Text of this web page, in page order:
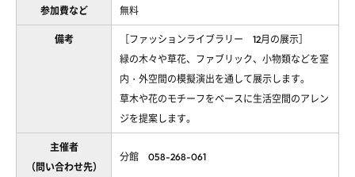
参加費など 無料
備考
［ファッションライブラリー 12月の展示］
緑の木々や草花、ファブリック、小物類などを室
内・外空間の模擬演出を通して展示します。
草木や花のモチーフをベースに生活空間のアレン
ジを提案します。
主催者
（問い合わせ先）
分館 058-268-061